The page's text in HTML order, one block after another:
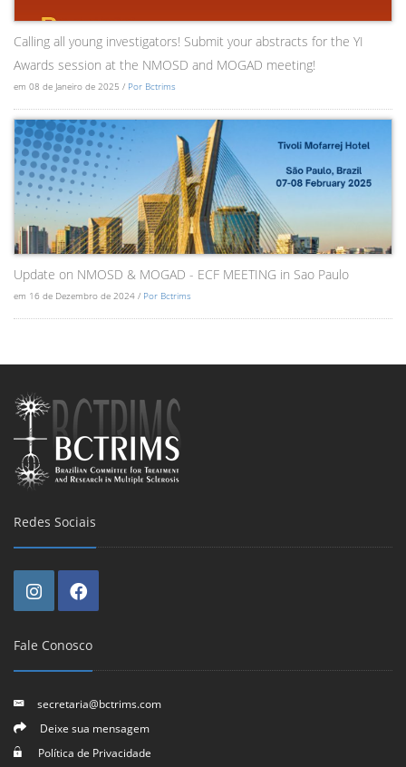
Calling all young investigators! Submit your abstracts for the YI
Awards session at the NMOSD and MOGAD meeting!
em 08 de Janeiro de 2025 / Por Bctrims
Update on NMOSD & MOGAD - ECF MEETING in Sao Paulo
em 16 de Dezembro de 2024 / Por Bctrims
Redes Sociais
Fale Conosco
secretaria@bctrims.com
Deixe sua mensagem
Política de Privacidade